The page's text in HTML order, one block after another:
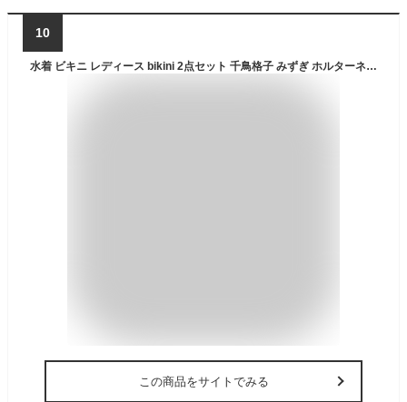
10
水着 ビキニ レディース bikini 2点セット 千鳥格子 みずぎ ホルターネック セパレート ママ水着 三角ビキニ 夏季 体型カバー おしゃれ スイムスーツ バックシャン バックレス 背中見せ ハイウエスト ローウエスト セクシー バスト 盛れる ミセス 大人 女の子 swim-10
この商品をサイトでみる